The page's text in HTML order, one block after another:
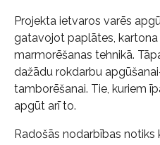
Projekta ietvaros varēs
gatavojot paplātes, kartona
marmorēšanas tehnikā.
dažādu rokdarbu
tamborēšanai. Tie, kuriem
apgūt arī to.
Radošās nodarbības notiks